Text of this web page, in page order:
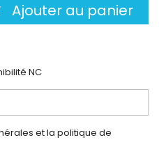
Ajouter au panier
NC
et la politique de